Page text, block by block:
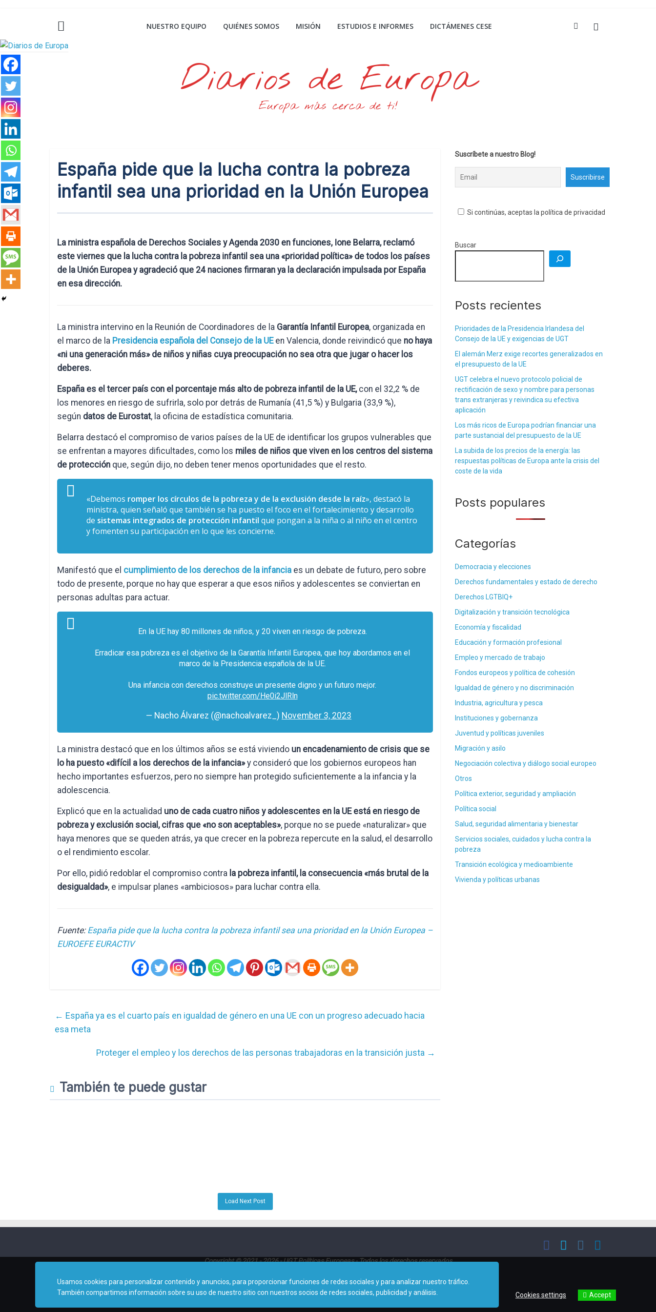
NUESTRO EQUIPO QUIÉNES SOMOS MISIÓN ESTUDIOS E INFORMES DICTÁMENES CESE
Diarios de Europa
Europa más cerca de ti!
España pide que la lucha contra la pobreza
infantil sea una prioridad en la Unión Europea
La ministra española de Derechos Sociales y Agenda 2030 en funciones, Ione Belarra, reclamó
este viernes que la lucha contra la pobreza infantil sea una «prioridad política» de todos los países
de la Unión Europea y agradeció que 24 naciones firmaran ya la declaración impulsada por España
en esa dirección.
La ministra intervino en la Reunión de Coordinadores de la Garantía Infantil Europea, organizada en
el marco de la Presidencia española del Consejo de la UEen Valencia, donde reivindicó que no haya
«ni una generación más» de niños y niñas cuya preocupación no sea otra que jugar o hacer los
deberes.
España es el tercer país con el porcentaje más alto de pobreza infantil de la UE,con el 32,2 % de
los menores en riesgo de sufrirla, solo por detrás de Rumanía (41,5 %) y Bulgaria (33,9 %),
según datos de Eurostat, la oficina de estadística comunitaria.
Belarra destacó el compromiso de varios países de la UE de identificar los grupos vulnerables que
se enfrentan a mayores dificultades, como los miles de niños que viven en los centros del sistema
de protección que, según dijo, no deben tener menos oportunidades que el resto.
«Debemos romper los círculos de la pobreza y de la exclusión desde la raíz», destacó la
ministra, quien señaló que también se ha puesto el foco en el fortalecimiento y desarrollo
de sistemas integrados de protección infantil que pongan a la niña o al niño en el centro
y fomenten su participación en lo que les concierne.
Manifestó que el cumplimiento de los derechos de la infancia es un debate de futuro, pero sobre
todo de presente, porque no hay que esperar a que esos niños y adolescentes se conviertan en
personas adultas para actuar.
En la UE hay 80 millones de niños, y 20 viven en riesgo de pobreza.
Erradicar esa pobreza es el objetivo de la Garantía Infantil Europea, que hoy abordamos en el
marco de la Presidencia española de la UE.
Una infancia con derechos construye un presente digno y un futuro mejor.
pic.twitter.com/He0i2JlRln
— Nacho Álvarez (@nachoalvarez_) November 3, 2023
La ministra destacó que en los últimos años se está viviendo un encadenamiento de crisis que se
lo ha puesto «difícil a los derechos de la infancia»y consideró que los gobiernos europeos han
hecho importantes esfuerzos, pero no siempre han protegido suficientemente a la infancia y la
adolescencia.
Explicó que en la actualidad uno de cada cuatro niños y adolescentes en la UE está en riesgo de
pobreza y exclusión social, cifras que «no son aceptables», porque no se puede «naturalizar» que
haya menores que se queden atrás, ya que crecer en la pobreza repercute en la salud, el desarrollo
o el rendimiento escolar.
Por ello, pidió redoblar el compromiso contra la pobreza infantil, la consecuencia «más brutal de la
desigualdad», e impulsar planes «ambiciosos» para luchar contra ella.
Fuente:España pide que la lucha contra la pobreza infantil sea una prioridad en la Unión Europea –
EUROEFE EURACTIV
← España ya es el cuarto país en igualdad de género en una UE con un progreso adecuado hacia
esa meta
Proteger el empleo y los derechos de las personas trabajadoras en la transición justa →
También te puede gustar
Load Next Post
Suscríbete a nuestro Blog!
Si continúas, aceptas la política de privacidad
Buscar
Posts recientes
Prioridades de la Presidencia Irlandesa del
Consejo de la UE y exigencias de UGT
El alemán Merz exige recortes generalizados en
el presupuesto de la UE
UGT celebra el nuevo protocolo policial de
rectificación de sexo y nombre para personas
trans extranjeras y reivindica su efectiva
aplicación
Los más ricos de Europa podrían financiar una
parte sustancial del presupuesto de la UE
La subida de los precios de la energía: las
respuestas políticas de Europa ante la crisis del
coste de la vida
Posts populares
Categorías
Democracia y elecciones
Derechos fundamentales y estado de derecho
Derechos LGTBIQ+
Digitalización y transición tecnológica
Economía y fiscalidad
Educación y formación profesional
Empleo y mercado de trabajo
Fondos europeos y política de cohesión
Igualdad de género y no discriminación
Industria, agricultura y pesca
Instituciones y gobernanza
Juventud y políticas juveniles
Migración y asilo
Negociación colectiva y diálogo social europeo
Otros
Política exterior, seguridad y ampliación
Política social
Salud, seguridad alimentaria y bienestar
Servicios sociales, cuidados y lucha contra la
pobreza
Transición ecológica y medioambiente
Vivienda y políticas urbanas
Copyright © 2021 - 2026 - UGT Políticas Europeas - Todos los derechos reservados
Avenida de América 25, Planta 8ª (28002 - Madrid)
Contacto: 0034915788413 |politicaseuropeas@cec.ugt.org
Usamos cookies para personalizar contenido y anuncios, para proporcionar funciones de redes sociales y para analizar nuestro tráfico.
También compartimos información sobre su uso de nuestro sitio con nuestros socios de redes sociales, publicidad y análisis.
Cookies settings Accept